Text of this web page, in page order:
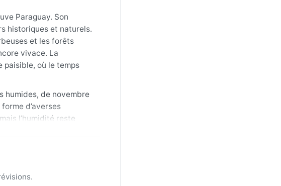
Paraguay. Son
historiques et naturels.
et les forêts
vivace. La
paisible, où le temps
humides, de novembre
d’averses
l’humidité reste
précipitations sont
à février, les